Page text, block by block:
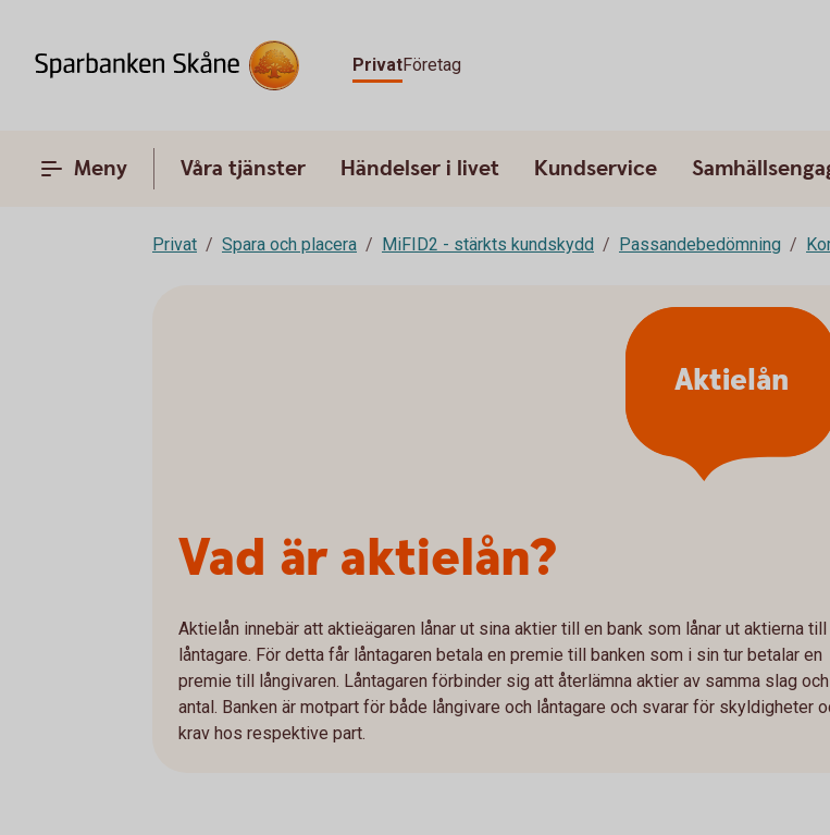
PrivatFöretag
Meny Våra tjänster Händelser i livet Kundservice
Privat Spara och placera MiFID2 - stärkts kundskydd Passandebedömning
Vad är aktielån?
Aktielån innebär att aktieägaren lånar ut sina aktier till en bank som lånar ut aktierna till
låntagare. För detta får låntagaren betala en premie till banken som i sin tur betalar en
premie till långivaren. Låntagaren förbinder sig att återlämna aktier av samma slag och
antal. Banken är motpart för både långivare och låntagare och svarar för skyldigheter
krav hos respektive part.
Aktielån